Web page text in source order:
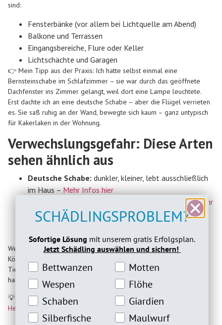
sind:
Fensterbänke (vor allem bei Lichtquelle am Abend)
Balkone und Terrassen
Eingangsbereiche, Flure oder Keller
Lichtschächte und Garagen
👉 Mein Tipp aus der Praxis: Ich hatte selbst einmal eine
Bernsteinschabe im Schlafzimmer – sie war durch das geöffnete
Dachfenster ins Zimmer gelangt, weil dort eine Lampe leuchtete.
Erst dachte ich an eine deutsche Schabe – aber die Flügel verrieten
es. Sie saß ruhig an der Wand, bewegte sich kaum – ganz untypisch
für Kakerlaken in der Wohnung.
Verwechslungsgefahr: Diese Arten
sehen ähnlich aus
Deutsche Schabe: dunkler, kleiner, lebt ausschließlich
im Haus – Mehr Infos hier
ähnlich hell, aber deutlich kleiner – Mehr
dazu
ebenfalls im Innenbereich auf, wenn es warm ist.
Wenn du dir nicht sicher bist, verwende die Patronus Schaben
Köderdose zur Kontrolle. Du kannst damit feststellen, ob sich die
Tiere dauerhaft einnisten oder ob es sich nur um zufällige Gäste
handelt.
💡 Du willst mehr über helle Schaben wissen? Dann schau mal hier:
Helle Schaben & Kakerlaken erkennen
SCHÄDLINGSPROBLEM?
Sofortige Lösung mit unserem gratis Erfolgsplan.
Jetzt Schädling auswählen und sichern!
Bettwanzeninteresse
Bettwanzen Motteninteresse
Motten
Wespeninteresse
Wespen Flöheinteresse
Flöhe
Schabeninteresse
Schaben Giardien Interesse
Giardien
Silberfische Interesse
Silberfische Maulwurfinteresse
Maulwurf